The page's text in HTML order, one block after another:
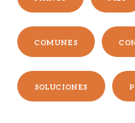
COMUNES
SOLUCIONES